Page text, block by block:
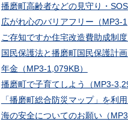
播磨町高齢者などの見守り・
広がれ心のバリアフリー（MP3-
ご存知ですか住宅改造費助成制度
国民保護法と播磨町国民保護計画
年金（MP3-1,079KB）
播磨町で子育てしよう（MP3-
「播磨町総合防災マップ」を利
海の安全についてのお願い（